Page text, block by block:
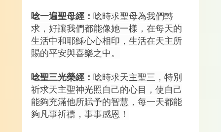
唸一遍聖母經： 唸時求聖母為我們轉
求，好讓我們都能像她一樣，在每天的
生活中和耶穌心心相印，生活在天主所
賜的平安與喜樂之中。
唸聖三光榮經： 唸時求天主聖三，特別
祈求天主聖神光照自己的心目，使自己
能夠充滿他所賦予的智慧，每一天都能
夠凡事祈禱，事事感恩！